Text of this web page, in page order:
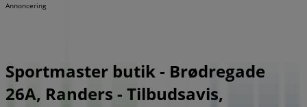
Annoncering
Sportmaster butik - Brødregade
26A, Randers - Tilbudsavis,